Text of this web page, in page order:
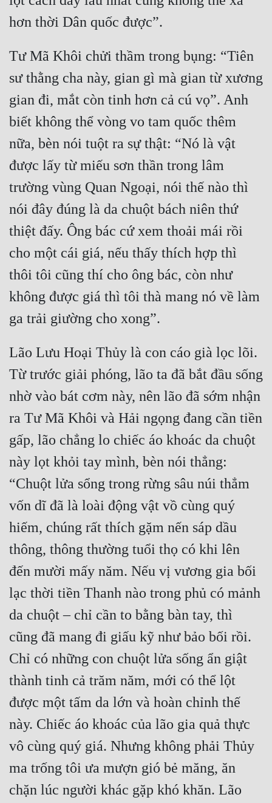
Đẹp
Tính Cách Nhân Vật :
Cơ Trí
Sát Phạt Quyết Đoán
Tư Mã Khôi chửi thầm trong bụng: “Tiên
sư thằng cha này, gian gì mà gian từ xương
gian đi, mắt còn tinh hơn cả cú vọ”. Anh
biết không thể vòng vo tam quốc thêm
nữa, bèn nói tuột ra sự thật: “Nó là vật
được lấy từ miếu sơn thần trong lâm
trường vùng Quan Ngoại, nói thế nào thì
nói đây đúng là da chuột bách niên thứ
thiệt đấy. Ông bác cứ xem thoải mái rồi
cho một cái giá, nếu thấy thích hợp thì
thôi tôi cũng thí cho ông bác, còn như
không được giá thì tôi thà mang nó về làm
Lão Lưu Hoại Thủy là con cáo già lọc lõi.
Từ trước giải phóng, lão ta đã bắt đầu sống
nhờ vào bát cơm này, nên lão đã sớm nhận
ra Tư Mã Khôi và Hải ngọng đang cần tiền
gấp, lão chẳng lo chiếc áo khoác da chuột
này lọt khỏi tay mình, bèn nói thẳng:
“Chuột lửa sổng trong rừng sâu núi thẳm
vốn dĩ đã là loài động vật vồ cùng quý
hiếm, chúng rất thích gặm nến sáp dầu
thông, thông thường tuổi thọ có khi lên
đến mười mấy năm. Nếu vị vương gia bối
lạc thời tiền Thanh nào trong phủ có mảnh
da chuột – chỉ cần to bằng bàn tay, thì
cũng đã mang đi giấu kỹ như bảo bối rồi.
Chỉ có những con chuột lửa sống ẩn giật
thành tinh cả trăm năm, mới có thể lột
được một tấm da lớn và hoàn chỉnh thế
này. Chiếc áo khoác của lão gia quả thực
vô cùng quý giá. Nhưng không phải Thủy
ma trống tôi ưa mượn gió bẻ măng, ăn
chặn lúc người khác gặp khó khăn. Lão